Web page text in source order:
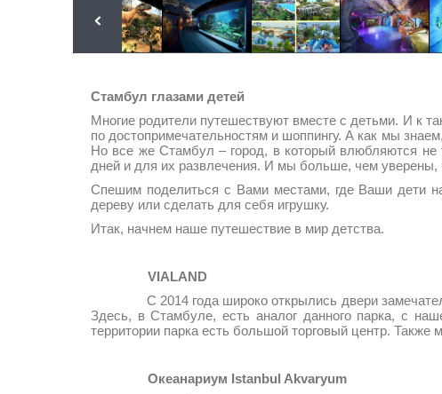
Стамбул глазами детей
Многие родители путешествуют вместе с детьми. И к
по достопримечательностям и шоппингу. А как мы
Но все же Стамбул – город, в который влюбляются
дней и для их развлечения. И мы больше, чем
Спешим поделиться с Вами местами, где Ваши дети
дереву или сделать для себя игрушку.
Итак, начнем наше путешествие в мир детства.
VIALAND
С 2014 года широко открылись двери
Здесь, в Стамбуле, есть аналог данного парка, с
территории парка есть большой торговый центр.
Океанариум Istanbul Akvaryum